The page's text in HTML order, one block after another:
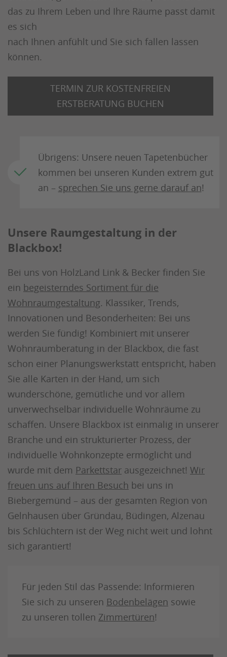
das zu Ihrem Leben und Ihre Räume passt damit
es sich
nach Ihnen anfühlt und Sie sich fallen lassen
können.
TERMIN ZUR KOSTENFREIEN
ERSTBERATUNG BUCHEN
Übrigens: Unsere neuen Tapetenbücher
kommen bei unseren Kunden extrem gut
an – sprechen Sie uns gerne darauf an!
Unsere Raumgestaltung in der
Blackbox!
Bei uns von HolzLand Link & Becker finden Sie
ein begeisterndes Sortiment für die
Wohnraumgestaltung. Klassiker, Trends,
Innovationen und Besonderheiten: Bei uns
werden Sie fündig! Kombiniert mit unserer
Wohnraumberatung in der Blackbox, die fast
schon einer Planungswerkstatt entspricht, haben
Sie alle Karten in der Hand, um sich
wunderschöne, gemütliche und vor allem
unverwechselbar individuelle Wohnräume zu
schaffen. Unsere Blackbox ist einmalig in unserer
Branche und ein strukturierter Prozess, der
individuelle Wohnkonzepte ermöglicht und
wurde mit dem Parkettstar ausgezeichnet! Wir
freuen uns auf Ihren Besuch bei uns in
Biebergemünd – aus der gesamten Region von
Gelnhausen über Gründau, Büdingen, Alzenau
bis Schlüchtern ist der Weg nicht weit und lohnt
sich garantiert!
Für jeden Stil das Passende: Informieren
Sie sich zu unseren Bodenbelägen sowie
zu unseren tollen Zimmertüren!